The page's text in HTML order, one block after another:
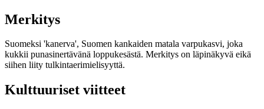
Merkitys
Suomeksi 'kanerva', Suomen kankaiden matala varpukasvi, joka
kukkii punasinertävänä loppukesästä. Merkitys on läpinäkyvä eikä
siihen liity tulkintaerimielisyyttä.
Kulttuuriset viitteet